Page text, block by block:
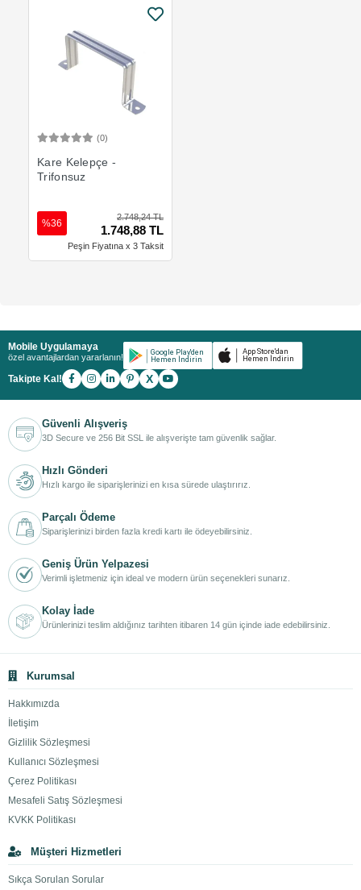
(0)
Kare Kelepçe -
Trifonsuz
2.748,24 TL
1.748,88 TL
%36
Peşin Fiyatına x 3 Taksit
Mobile Uygulamaya
özel avantajlardan yararlanın!
Takipte Kal! X
Güvenli Alışveriş
3D Secure ve 256 Bit SSL ile alışverişte tam güvenlik sağlar.
Hızlı Gönderi
Hızlı kargo ile siparişlerinizi en kısa sürede ulaştırırız.
Parçalı Ödeme
Siparişlerinizi birden fazla kredi kartı ile ödeyebilirsiniz.
Geniş Ürün Yelpazesi
Verimli işletmeniz için ideal ve modern ürün seçenekleri sunarız.
Kolay İade
Ürünlerinizi teslim aldığınız tarihten itibaren 14 gün içinde iade edebilirsiniz.
Kurumsal
Hakkımızda
İletişim
Gizlilik Sözleşmesi
Kullanıcı Sözleşmesi
Çerez Politikası
Mesafeli Satış Sözleşmesi
KVKK Politikası
Müşteri Hizmetleri
Sıkça Sorulan Sorular